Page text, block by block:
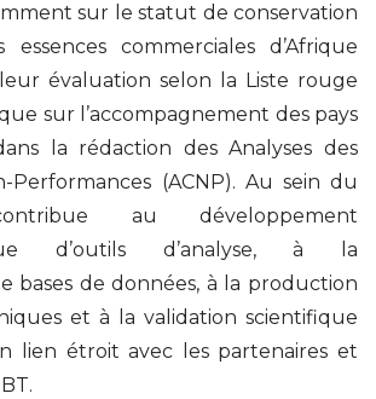
sur le statut de conservation
essences commerciales d’Afrique
évaluation selon la Liste rouge
que sur l’accompagnement des pays
la rédaction des Analyses des
Performances (ACNP). Au sein du
au développement
d’outils d’analyse, à la
bases de données, à la production
et à la validation scientifique
lien étroit avec les partenaires et